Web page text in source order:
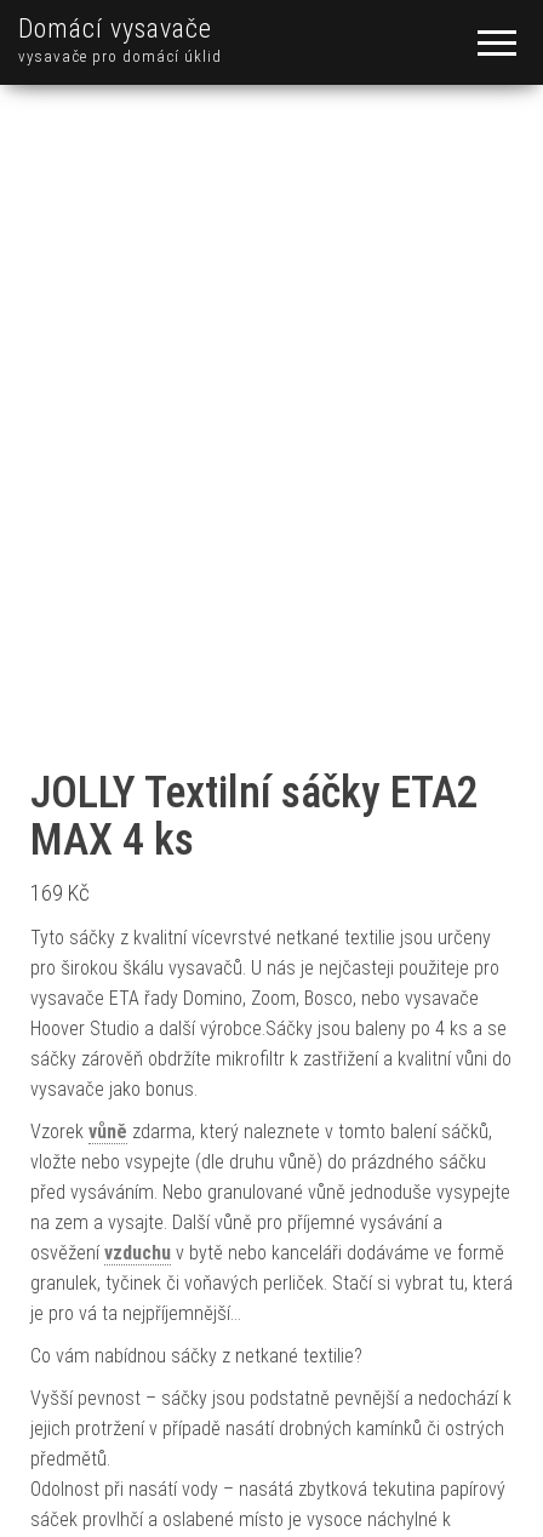
Domácí vysavače
vysavače pro domácí úklid
JOLLY Textilní sáčky ETA2
MAX 4 ks
169 Kč
Tyto sáčky z kvalitní vícevrstvé netkané textilie jsou určeny
pro širokou škálu vysavačů. U nás je nejčasteji použiteje pro
vysavače ETA řady Domino, Zoom, Bosco, nebo vysavače
Hoover Studio a další výrobce.Sáčky jsou baleny po 4 ks a se
sáčky zárověň obdržíte mikrofiltr k zastřižení a kvalitní vůni do
vysavače jako bonus.
Vzorek vůně zdarma, který naleznete v tomto balení sáčků,
vložte nebo vsypejte (dle druhu vůně) do prázdného sáčku
před vysáváním. Nebo granulované vůně jednoduše vysypejte
na zem a vysajte. Další vůně pro příjemné vysávání a
osvěženívzduchu v bytě nebo kanceláři dodáváme ve formě
granulek, tyčinek či voňavých perliček. Stačí si vybrat tu, která
je pro vá ta nejpříjemnější…
Co vám nabídnou sáčky z netkané textilie?
Vyšší pevnost – sáčky jsou podstatně pevnější a nedochází k
jejich protržení v případě nasátí drobných kamínků či ostrých
předmětů.
Odolnost při nasátí vody – nasátá zbytková tekutina papírový
sáček provlhčí a oslabené místo je vysoce náchylné k